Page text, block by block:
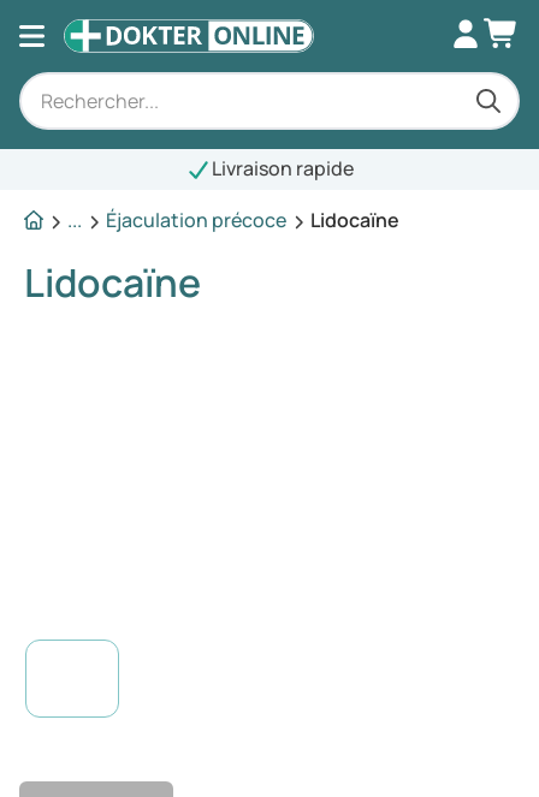
Livraison rapide
...
Éjaculation précoce Lidocaïne
Lidocaïne